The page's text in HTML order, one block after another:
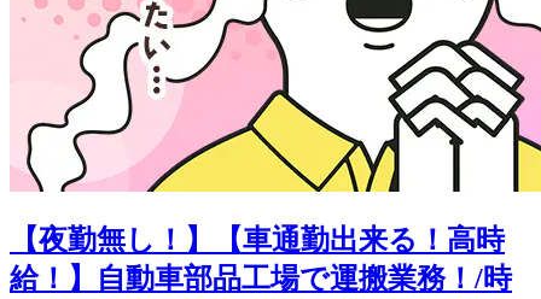
【夜勤無し！】【車通勤出来る！高時
給！】自動車部品工場で運搬業務！/時